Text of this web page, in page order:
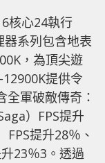
核心24執行
系列包含地表
，為頂尖遊
提供令
軍破敵傳奇：
）FPS提升
提升28％、
23％3 。透過